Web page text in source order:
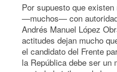
Por supuesto que
—muchos— con
Andrés Manuel López
actitudes dejan mucho
el candidato del Frente
la República debe ser un